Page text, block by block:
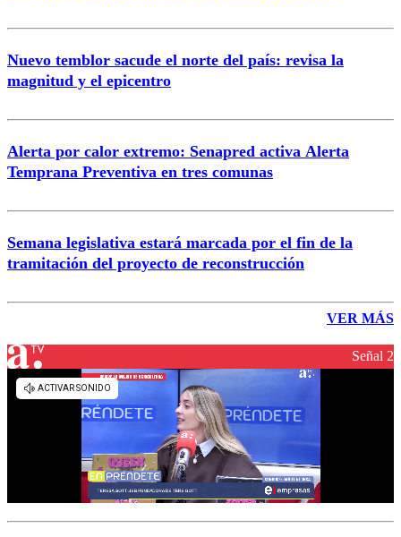
Nuevo temblor sacude el norte del país: revisa la
magnitud y el epicentro
Alerta por calor extremo: Senapred activa Alerta
Temprana Preventiva en tres comunas
Semana legislativa estará marcada por el fin de la
tramitación del proyecto de reconstrucción
VER MÁS
Señal 2